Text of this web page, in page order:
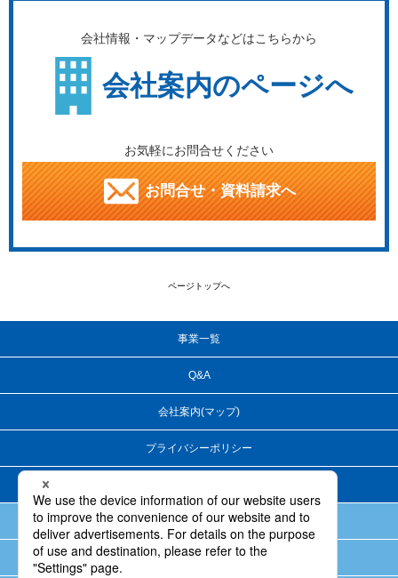
会社情報・マップデータなどはこちらから
会社案内のページへ
お気軽にお問合せください
お問合せ・資料請求へ
ページトップへ
事業一覧
Q&A
会社案内(マップ)
プライバシーポリシー
洗浄テスト・混合テストのご案内
高薬理活性対応（封じ込め）のノウハウについて